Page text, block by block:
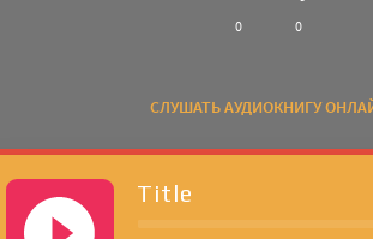
СЛУШАТЬ АУДИОКНИГУ
0 0
Title